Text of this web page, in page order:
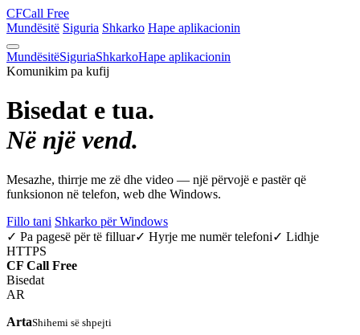
CFCall Free
Mundësitë Siguria Shkarko Hape aplikacionin
MundësitëSiguriaShkarkoHape aplikacionin
Komunikim pa kufij
Bisedat e tua.
Në një vend.
Mesazhe, thirrje me zë dhe video — një përvojë e pastër që
funksionon në telefon, web dhe Windows.
Fillo tani Shkarko për Windows
✓ Pa pagesë për të filluar✓ Hyrje me numër telefoni✓ Lidhje
HTTPS
CF Call Free
Bisedat
AR
ArtaShihemi së shpejti